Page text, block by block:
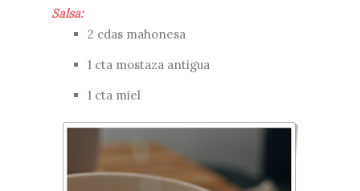
Salsa:
2 cdas mahonesa
1 cta mostaza antigua
1 cta miel